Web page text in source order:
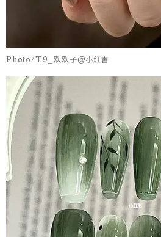
Photo/T9_欢欢子@小紅書